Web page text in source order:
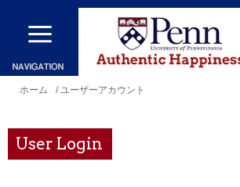
メ
ン
コ
ン
現
地
ホーム / ユーザーアカウント
User Login